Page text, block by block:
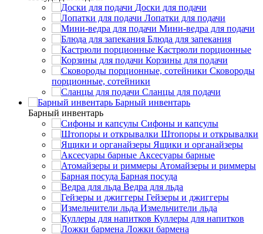
Доски для подачи
Лопатки для подачи
Мини-ведра для подачи
Блюда для запекания
Кастрюли порционные
Корзины для подачи
Сковороды
порционные, сотейники
Сланцы для подачи
Барный инвентарь
Барный инвентарь
Сифоны и капсулы
Штопоры и открывалки
Ящики и органайзеры
Аксесуары барные
Атомайзеры и риммеры
Барная посуда
Ведра для льда
Гейзеры и джиггеры
Измельчители льда
Куллеры для напитков
Ложки бармена